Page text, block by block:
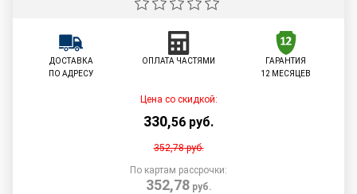
ДОСТАВКА
ПО АДРЕСУ
ОПЛАТА ЧАСТЯМИ
ГАРАНТИЯ
12 МЕСЯЦЕВ
Цена со скидкой:
330,56 руб.
352,78руб.
По картам рассрочки:
352,78руб.